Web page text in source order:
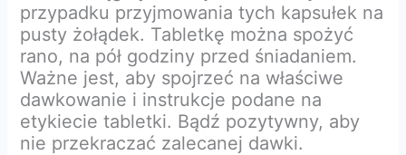
przypadku przyjmowania tych kapsułek na
pusty żołądek. Tabletkę można spożyć
rano, na pół godziny przed śniadaniem.
Ważne jest, aby spojrzeć na właściwe
dawkowanie i instrukcje podane na
etykiecie tabletki. Bądź pozytywny, aby
nie przekraczać zalecanej dawki.